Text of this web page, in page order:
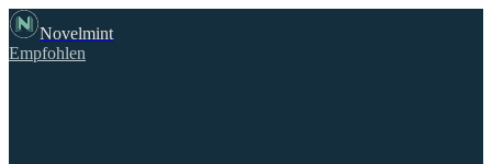
Novelmint
Empfohlen